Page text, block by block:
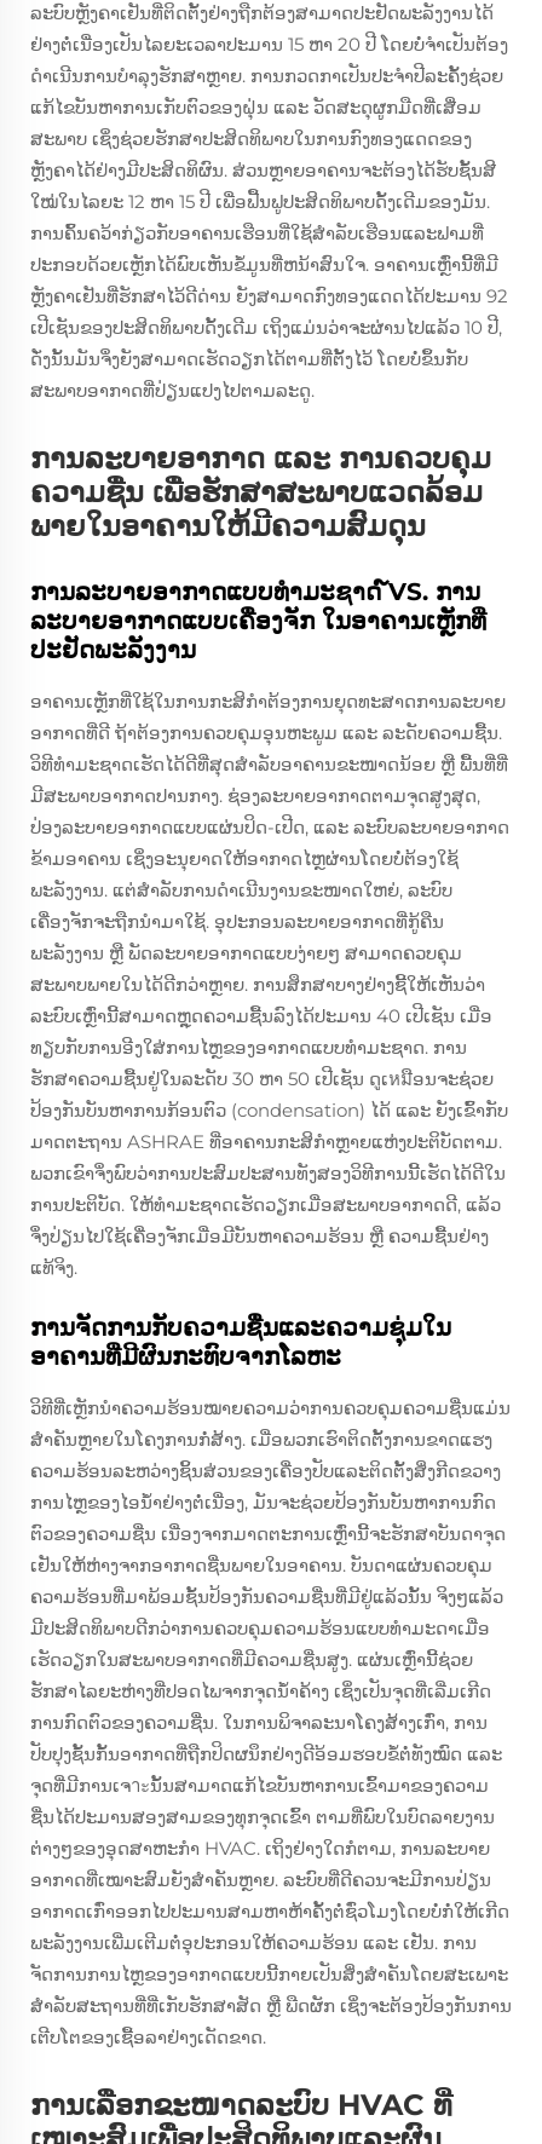
ລະບົບຫຼັງຄາເຢັນທີ່ຕິດຕັ້ງຢ່າງຖືກຕ້ອງສາມາດປະຢັດພະລັງງານໄດ້
ຢ່າງຕໍ່ເນື່ອງເປັນໄລຍະເວລາປະມານ 15 ຫາ 20 ປີ ໂດຍບໍ່ຈຳເປັນຕ້ອງ
ດຳເນີນການບຳລຸງຮັກສາຫຼາຍ. ການກວດກາເປັນປະຈຳປີລະຄັ້ງຊ່ວຍ
ແກ້ໄຂບັນຫາການເກັບຕົວຂອງຝຸ່ນ ແລະ ວັດສະດຸຜູກມືດທີ່ເສື່ອມ
ສະພາບ ເຊິ່ງຊ່ວຍຮັກສາປະສິດທິພາບໃນການກົງທອງແດດຂອງ
ຫຼັງຄາໄດ້ຢ່າງມີປະສິດທິຜົນ. ສ່ວນຫຼາຍອາຄານຈະຕ້ອງໄດ້ຮັບຊັ້ນສີ
ໃໝ່ໃນໄລຍະ 12 ຫາ 15 ປີ ເພື່ອຟື້ນຟູປະສິດທິພາບດັ້ງເດີມຂອງມັນ.
ການຄົ້ນຄວ້າກ່ຽວກັບອາຄານເຮືອນທີ່ໃຊ້ສຳລັບເຮືອນແລະຟາມທີ່
ປະກອບດ້ວຍເຫຼັກໄດ້ພົບເຫັນຂໍ້ມູນທີ່ຫນ້າສົນໃຈ. ອາຄານເຫຼົ່ານີ້ທີ່ມີ
ຫຼັງຄາເຢັນທີ່ຮັກສາໄວ້ດີດ່ານ ຍັງສາມາດກົງທອງແດດໄດ້ປະມານ 92
ເປີເຊັນຂອງປະສິດທິພາບດັ້ງເດີມ ເຖິງແມ່ນວ່າຈະຜ່ານໄປແລ້ວ 10 ປີ,
ດັ່ງນັ້ນມັນຈຶ່ງຍັງສາມາດເຮັດວຽກໄດ້ຕາມທີ່ຕັ້ງໄວ້ ໂດຍບໍ່ຂຶ້ນກັບ
ສະພາບອາກາດທີ່ປ່ຽນແປງໄປຕາມລະດູ.
ການລະບາຍອາກາດ ແລະ ການຄວບຄຸມ
ຄວາມຊື່ນ ເພື່ອຮັກສາສະພາບແວດລ້ອມ
ພາຍໃນອາຄານໃຫ້ມີຄວາມສົມດຸນ
ການລະບາຍອາກາດແບບທຳມະຊາດ ໌VS. ການ
ລະບາຍອາກາດແບບເຄື່ອງຈັກ ໃນອາຄານເຫຼັກທີ່
ປະຢັດພະລັງງານ
ອາຄານເຫຼັກທີ່ໃຊ້ໃນການກະສິກໍາຕ້ອງການຍຸດທະສາດການລະບາຍ
ອາກາດທີ່ດີ ຖ້າຕ້ອງການຄວບຄຸມອຸນຫະພູມ ແລະ ລະດັບຄວາມຊື້ນ.
ວິທີທໍາມະຊາດເຮັດໄດ້ດີທີ່ສຸດສໍາລັບອາຄານຂະໜາດນ້ອຍ ຫຼື ພື້ນທີ່ທີ່
ມີສະພາບອາກາດປານກາງ. ຊ່ອງລະບາຍອາກາດຕາມຈຸດສູງສຸດ,
ປ່ອງລະບາຍອາກາດແບບແຜ່ນປິດ-ເປີດ, ແລະ ລະບົບລະບາຍອາກາດ
ຂ້າມອາຄານ ເຊິ່ງອະນຸຍາດໃຫ້ອາກາດໄຫຼຜ່ານໂດຍບໍ່ຕ້ອງໃຊ້
ພະລັງງານ. ແຕ່ສໍາລັບການດໍາເນີນງານຂະໜາດໃຫຍ່, ລະບົບ
ເຄື່ອງຈັກຈະຖືກນໍາມາໃຊ້. ອຸປະກອນລະບາຍອາກາດທີ່ກູ້ຄືນ
ພະລັງງານ ຫຼື ພັດລະບາຍອາກາດແບບງ່າຍໆ ສາມາດຄວບຄຸມ
ສະພາບພາຍໃນໄດ້ດີກວ່າຫຼາຍ. ການສຶກສາບາງຢ່າງຊີ້ໃຫ້ເຫັນວ່າ
ລະບົບເຫຼົ່ານີ້ສາມາດຫຼຸດຄວາມຊື້ນລົງໄດ້ປະມານ 40 ເປີເຊັນ ເມື່ອ
ທຽບກັບການອີງໃສ່ການໄຫຼຂອງອາກາດແບບທໍາມະຊາດ. ການ
ຮັກສາຄວາມຊື້ນຢູ່ໃນລະດັບ 30 ຫາ 50 ເປີເຊັນ ດูເหมືອນຈະຊ່ວຍ
ປ້ອງກັນບັນຫາການກ້ອນຕົວ (condensation) ໄດ້ ແລະ ຍັງເຂົ້າກັບ
ມາດຕະຖານ ASHRAE ທີ່ອາຄານກະສິກໍາຫຼາຍແຫ່ງປະຕິບັດຕາມ.
ພວກເຂົາຈຶ່ງພົບວ່າການປະສົມປະສານທັງສອງວິທີການນີ້ເຮັດໄດ້ດີໃນ
ການປະຕິບັດ. ໃຫ້ທໍາມະຊາດເຮັດວຽກເມື່ອສະພາບອາກາດດີ, ແລ້ວ
ຈຶ່ງປ່ຽນໄປໃຊ້ເຄື່ອງຈັກເມື່ອມີບັນຫາຄວາມຮ້ອນ ຫຼື ຄວາມຊື້ນຢ່າງ
ແທ້ຈິງ.
ການຈັດການກັບຄວາມຊື່ນແລະຄວາມຊຸ່ມໃນ
ອາຄານທີ່ມີຜົນກະທົບຈາກໂລຫະ
ວິທີທີ່ເຫຼັກນໍາຄວາມຮ້ອນໝາຍຄວາມວ່າການຄວບຄຸມຄວາມຊື່ນແມ່ນ
ສໍາຄັນຫຼາຍໃນໂຄງການກໍ່ສ້າງ. ເມື່ອພວກເຮົາຕິດຕັ້ງການຂາດແຮງ
ຄວາມຮ້ອນລະຫວ່າງຊິ້ນສ່ວນຂອງເຄື່ອງປັບແລະຕິດຕັ້ງສິ່ງກີດຂວາງ
ການໄຫຼຂອງໄອນໍ້າຢ່າງຕໍ່ເນື່ອງ, ມັນຈະຊ່ວຍປ້ອງກັນບັນຫາການກົດ
ຕົວຂອງຄວາມຊື່ນ ເນື່ອງຈາກມາດຕະການເຫຼົ່ານີ້ຈະຮັກສາບັນດາຈຸດ
ເຢັນໃຫ້ຫ່າງຈາກອາກາດຊື່ນພາຍໃນອາຄານ. ບັນດາແຜ່ນຄວບຄຸມ
ຄວາມຮ້ອນທີ່ມາພ້ອມຊັ້ນປ້ອງກັນຄວາມຊື່ນທີ່ມີຢູ່ແລ້ວນັ້ນ ຈິງໆແລ້ວ
ມີປະສິດທິພາບດີກວ່າການຄວບຄຸມຄວາມຮ້ອນແບບທຳມະດາເມື່ອ
ເຮັດວຽກໃນສະພາບອາກາດທີ່ມີຄວາມຊື່ນສູງ. ແຜ່ນເຫຼົ່ານີ້ຊ່ວຍ
ຮັກສາໄລຍະຫ່າງທີ່ປອດໄພຈາກຈຸດນ້ຳຄ້າງ ເຊິ່ງເປັນຈຸດທີ່ເລີ່ມເກີດ
ການກົດຕົວຂອງຄວາມຊື່ນ. ໃນການພິຈາລະນາໂຄງສ້າງເກົ່າ, ການ
ປັບປຸງຊັ້ນກັ້ນອາກາດທີ່ຖືກປິດຜນຶກຢ່າງດີອ້ອມຮອບຂໍ້ຕໍ່ທັງໝົດ ແລະ
ຈຸດທີ່ມີການເຈาะນັ້ນສາມາດແກ້ໄຂບັນຫາການເຂົ້າມາຂອງຄວາມ
ຊື່ນໄດ້ປະມານສອງສາມຂອງທຸກຈຸດເຂົ້າ ຕາມທີ່ພົບໃນບົດລາຍງານ
ຕ່າງໆຂອງອຸດສາຫະກໍາ HVAC. ເຖິງຢ່າງໃດກໍຕາມ, ການລະບາຍ
ອາກາດທີ່ເໝາະສົມຍັງສຳຄັນຫຼາຍ. ລະບົບທີ່ດີຄວນຈະມີການປ່ຽນ
ອາກາດເກົ່າອອກໄປປະມານສາມຫາຫ້າຄັ້ງຕໍ່ຊົ່ວໂມງໂດຍບໍ່ກໍ່ໃຫ້ເກີດ
ພະລັງງານເພີ່ມເຕີມຕໍ່ອຸປະກອນໃຫ້ຄວາມຮ້ອນ ແລະ ເຢັນ. ການ
ຈັດການການໄຫຼຂອງອາກາດແບບນີ້ກາຍເປັນສິ່ງສຳຄັນໂດຍສະເພາະ
ສຳລັບສະຖານທີ່ທີ່ເກັບຮັກສາສັດ ຫຼື ພືດຜັກ ເຊິ່ງຈະຕ້ອງປ້ອງກັນການ
ເຕີບໂຕຂອງເຊື້ອລາຢ່າງເດັດຂາດ.
ການເລືອກຂະໜາດລະບົບ HVAC ທີ່